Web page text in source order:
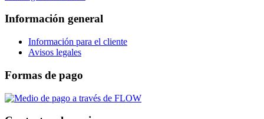
Información general
Información para el cliente
Avisos legales
Formas de pago